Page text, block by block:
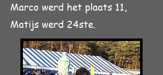
Marco werd het plaats 11,
Matijs werd 24ste.